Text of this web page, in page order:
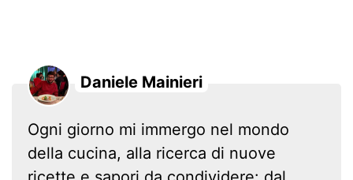
Daniele Mainieri
Ogni giorno mi immergo nel mondo
della cucina, alla ricerca di nuove